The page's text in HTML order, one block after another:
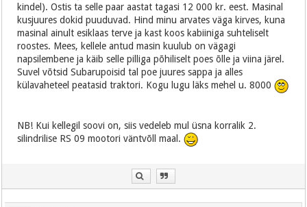
kindel). Ostis ta selle paar aastat tagasi 12 000 kr. eest. Masinal
kusjuures dokid puuduvad. Hind minu arvates väga kirves, kuna
masinal ainult esiklaas terve ja kast koos kabiiniga suhteliselt
roostes. Mees, kellele antud masin kuulub on vägagi
napsilembene ja käib selle pilliga põhiliselt poes õlle ja viina järel.
Suvel võtsid Subarupoisid tal poe juures sappa ja alles
külavaheteel peatasid traktori. Kogu lugu läks mehel u. 8000
NB! Kui kellegil soovi on, siis vedeleb mul üsna korralik 2.
silindrilise RS 09 mootori väntvõll maal.